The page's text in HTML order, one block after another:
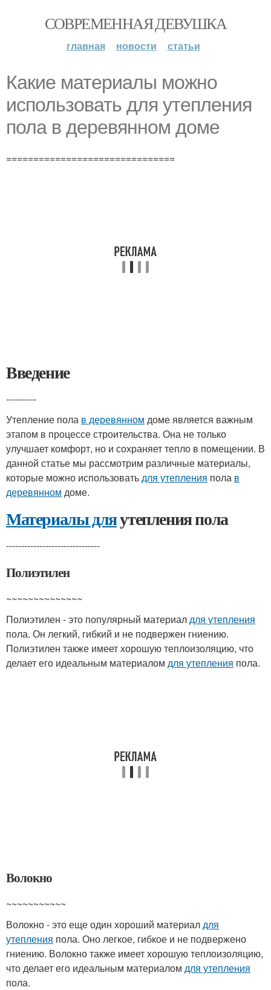
СОВРЕМЕННАЯ ДЕВУШКА
главная новости статьи
Какие материалы можно
использовать для утепления
пола в деревянном доме
===============================
Введение
----------
Утепление пола в деревянном доме является важным
этапом в процессе строительства. Она не только
улучшает комфорт, но и сохраняет тепло в помещении. В
данной статье мы рассмотрим различные материалы,
которые можно использоватьдля утепления пола в
деревянном доме.
Материалы дляутепления пола
-------------------------------
Полиэтилен
~~~~~~~~~~~~~~
Полиэтилен - это популярный материалдля утепления
пола. Он легкий, гибкий и не подвержен гниению.
Полиэтилен также имеет хорошую теплоизоляцию, что
делает его идеальным материалом для утепления пола.
Волокно
~~~~~~~~~~~
Волокно - это еще один хороший материалдля
утепления пола. Оно легкое, гибкое и не подвержено
гниению. Волокно также имеет хорошую теплоизоляцию,
что делает его идеальным материалом для утепления
пола.